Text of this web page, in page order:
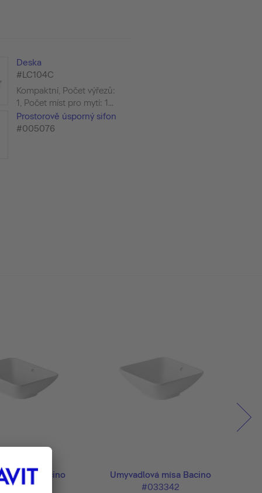
Deska
#LC104C
Kompaktní, Počet výřezů:
1, Počet míst pro mytí: 1...
Prostorově úsporný sifon
#005076
mísa Bacino
Umyvadlová mísa Bacino
#033342